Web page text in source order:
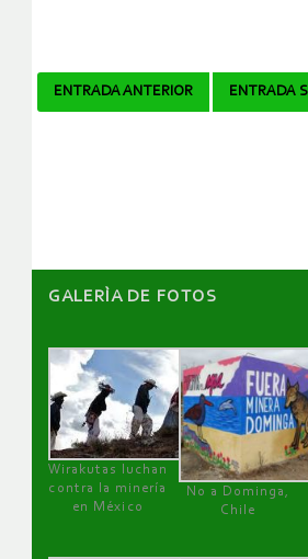
Navegador
ENTRADA ANTERIOR ENTRADA
GALERÌA DE FOTOS
Wirakutas luchan
contra la minería
en México
No a Dominga,
Chile